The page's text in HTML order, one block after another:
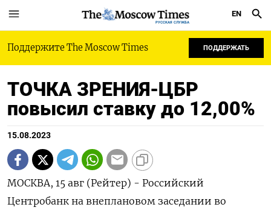
РУССКАЯ СЛУЖБА
EN
Поддержите The Moscow Times ПОДДЕРЖАТЬ
ТОЧКА ЗРЕНИЯ-ЦБР
повысил ставку до 12,00%
15.08.2023
МОСКВА, 15 авг (Рейтер) - Российский
Центробанк на внеплановом заседании во